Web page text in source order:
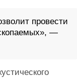
провести
—